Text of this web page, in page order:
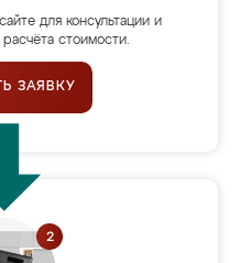
для консультации и
стоимости.
ЗАЯВКУ